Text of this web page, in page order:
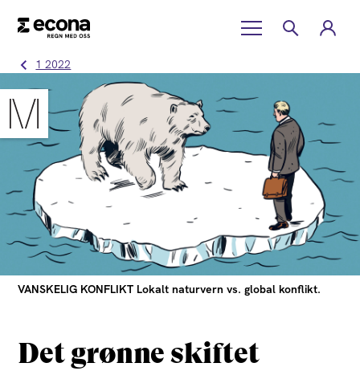
1 2022
Det grønne skiftet
VANSKELIG KONFLIKT Lokalt naturvern vs. global konflikt.